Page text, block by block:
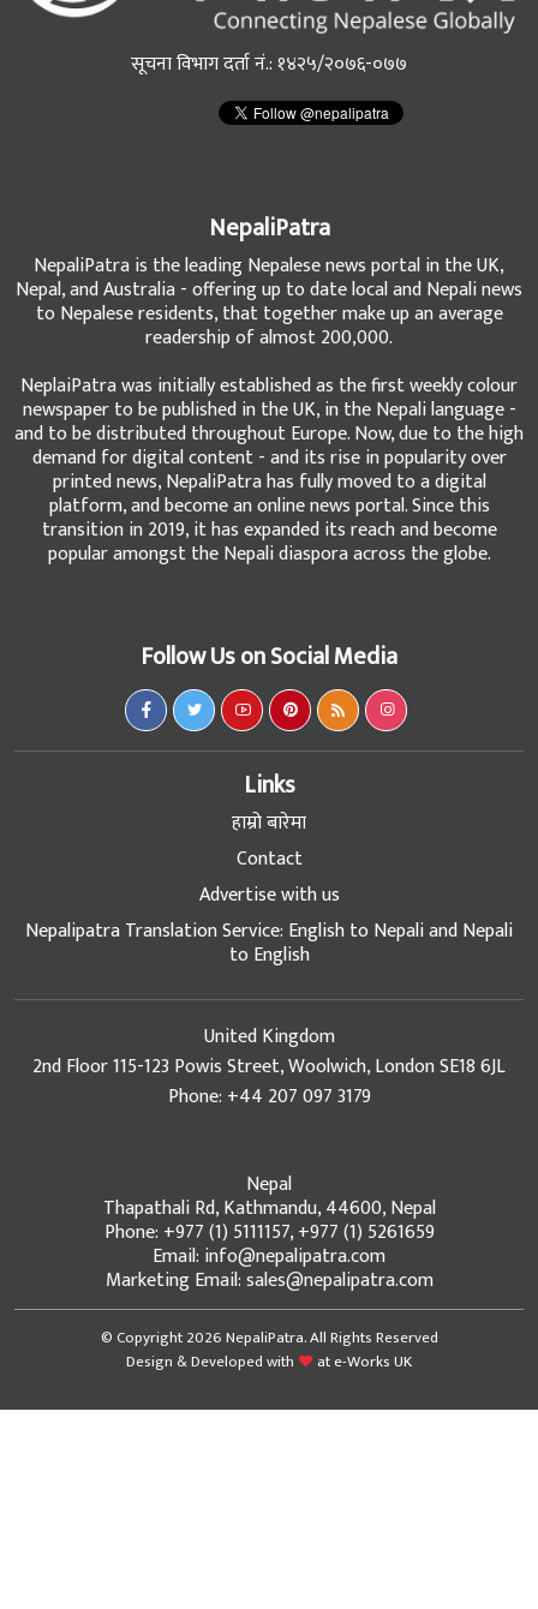
सूचना विभाग दर्ता नं.: १४२५/२०७६-०७७
NepaliPatra
NepaliPatra is the leading Nepalese news portal in the UK,
Nepal, and Australia - offering up to date local and Nepali news
to Nepalese residents, that together make up an average
readership of almost 200,000.
NeplaiPatra was initially established as the first weekly colour
newspaper to be published in the UK, in the Nepali language -
and to be distributed throughout Europe. Now, due to the high
demand for digital content - and its rise in popularity over
printed news, NepaliPatra has fully moved to a digital
platform, and become an online news portal. Since this
transition in 2019, it has expanded its reach and become
popular amongst the Nepali diaspora across the globe.
Follow Us on Social Media
Links
हाम्रो बारेमा
Contact
Advertise with us
Nepalipatra Translation Service: English to Nepali and Nepali
to English
United Kingdom
2nd Floor 115-123 Powis Street, Woolwich, London SE18 6JL
Phone: +44 207 097 3179
Nepal
Thapathali Rd, Kathmandu, 44600, Nepal
Phone: +977 (1) 5111157, +977 (1) 5261659
Email: info@nepalipatra.com
Marketing Email: sales@nepalipatra.com
© Copyright 2026 NepaliPatra. All Rights Reserved
Design & Developed with
ate-Works UK